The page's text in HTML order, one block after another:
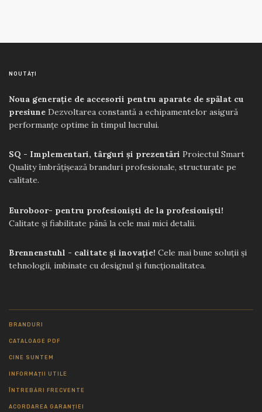
NOUTĂȚI
Noua generație de accesorii pentru aparate de spălat cu
presiune Dezvoltarea constantă a echipamentelor asigură
performanțe optime în timpul lucrului.
SQ - Implementari, târguri și prezentări Proiectul Smart
Quality îmbrățișează branduri profesionale, structurate pe
calitate.
Euroboor- pentru profesioniști de la profesioniști!
Calitate și fiabilitate până la cele mai mici detalii.
Brennenstuhl - calitate și inovație! Cele mai bune soluții și
tehnologii, imbinate cu designul și funcționalitatea.
BRANDURI
CATALOAGE PDF
CINE SUNTEM
INFORMAȚII UTILE
ÎNTREBĂRI FRECVENTE
ACORDAREA GARANȚIEI